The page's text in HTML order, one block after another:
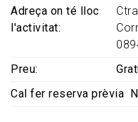
Adreça on té lloc
l'activitat
Preu
Cal fer reserva prèvia